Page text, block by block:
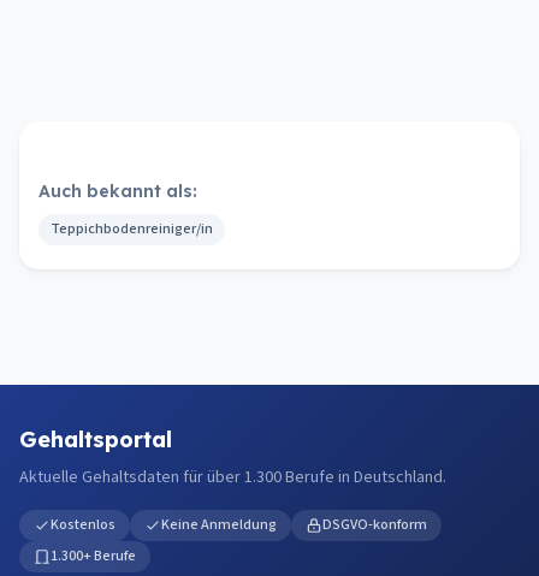
Auch bekannt als:
Teppichbodenreiniger/in
Gehaltsportal
Aktuelle Gehaltsdaten für über 1.300 Berufe in Deutschland.
Kostenlos Keine Anmeldung
DSGVO-konform
1.300+ Berufe